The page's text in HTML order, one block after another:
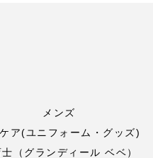
メンズ
ア(ユニフォーム・グッズ)
（グランディール ベベ）